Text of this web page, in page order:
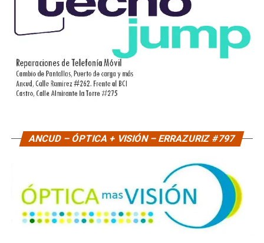
ANCUD – ÓPTICA + VISIÓN – ERRAZURIZ #797